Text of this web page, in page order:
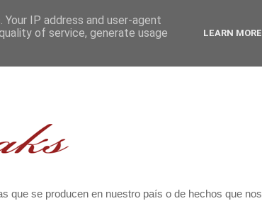
que se producen en nuestro país o de hechos que nos
IP address and user-agent
of service, generate usage
LEARN MORE